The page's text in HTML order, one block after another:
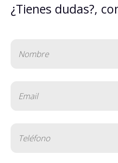
¿Tienes dudas?,
(Obligatorio)
(Obligatorio)
(Obligatorio)